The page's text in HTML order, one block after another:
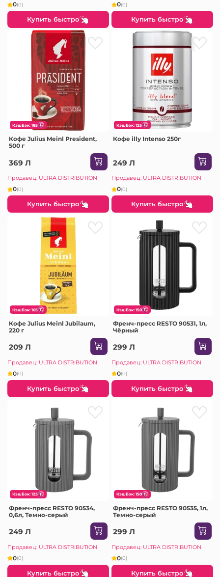
0(0)
Купить быстро
0(0)
Купить быстро
КэшБэк: 185
Кофе Julius Meinl President,
500 г
369 Л
Продавец: ULTRA DISTRIBUTION
0(0)
Купить быстро
КэшБэк: 125
Кофе illy Intenso 250г
249 Л
Продавец: ULTRA DISTRIBUTION
0(0)
Купить быстро
КэшБэк: 105
Кофе Julius Meinl Jubilaum,
220 г
209 Л
Продавец: ULTRA DISTRIBUTION
0(0)
Купить быстро
КэшБэк: 150
Френч-пресс RESTO 90531, 1л,
Чёрный
299 Л
Продавец: ULTRA DISTRIBUTION
0(0)
Купить быстро
КэшБэк: 125
Френч-пресс RESTO 90534,
0,6л, Темно-серый
249 Л
Продавец: ULTRA DISTRIBUTION
0(0)
Купить быстро
КэшБэк: 150
Френч-пресс RESTO 90535, 1л,
Темно-серый
299 Л
Продавец: ULTRA DISTRIBUTION
0(0)
Купить быстро